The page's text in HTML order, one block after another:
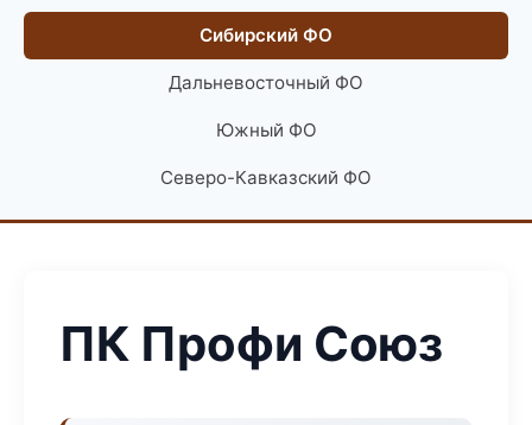
Сибирский ФО
Дальневосточный ФО
Южный ФО
Северо-Кавказский ФО
ПК Профи Союз